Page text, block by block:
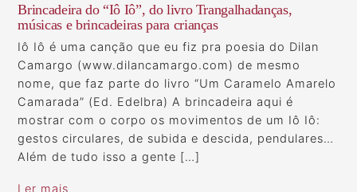
Brincadeira do “Iô Iô”, do livro Trangalhadanças,
músicas e brincadeiras para crianças
Iô Iô é uma canção que eu fiz pra poesia do Dilan
Camargo (www.dilancamargo.com) de mesmo
nome, que faz parte do livro “Um Caramelo Amarelo
Camarada” (Ed. Edelbra) A brincadeira aqui é
mostrar com o corpo os movimentos de um Iô Iô:
gestos circulares, de subida e descida, pendulares…
Além de tudo isso a gente […]
Ler mais